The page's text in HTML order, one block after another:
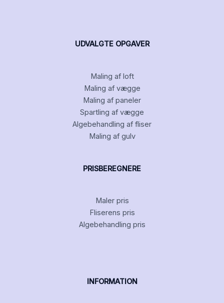
UDVALGTE OPGAVER
Maling af loft
Maling af vægge
Maling af paneler
Spartling af vægge
Algebehandling af fliser
Maling af gulv
PRISBEREGNERE
Maler pris
Fliserens pris
Algebehandling pris
INFORMATION